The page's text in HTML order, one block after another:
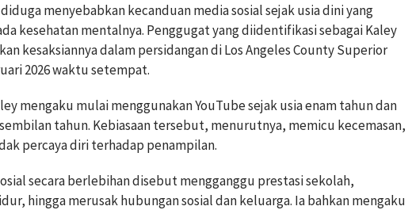
menyebabkan kecanduan media sosial sejak usia dini yang
kesehatan mentalnya. Penggugat yang diidentifikasi sebagai Kaley
kesaksiannya dalam persidangan di Los Angeles County Superior
2026 waktu setempat.
mengaku mulai menggunakan YouTube sejak usia enam tahun dan
tahun. Kebiasaan tersebut, menurutnya, memicu kecemasan,
percaya diri terhadap penampilan.
secara berlebihan disebut mengganggu prestasi sekolah,
hingga merusak hubungan sosial dan keluarga. Ia bahkan mengaku